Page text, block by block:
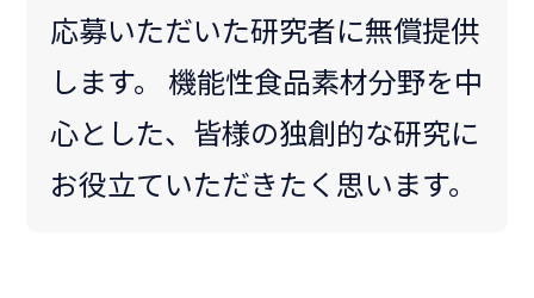
応募いただいた研究者に無償提供
します。 機能性食品素材分野を中
心とした、皆様の独創的な研究に
お役立ていただきたく思います。